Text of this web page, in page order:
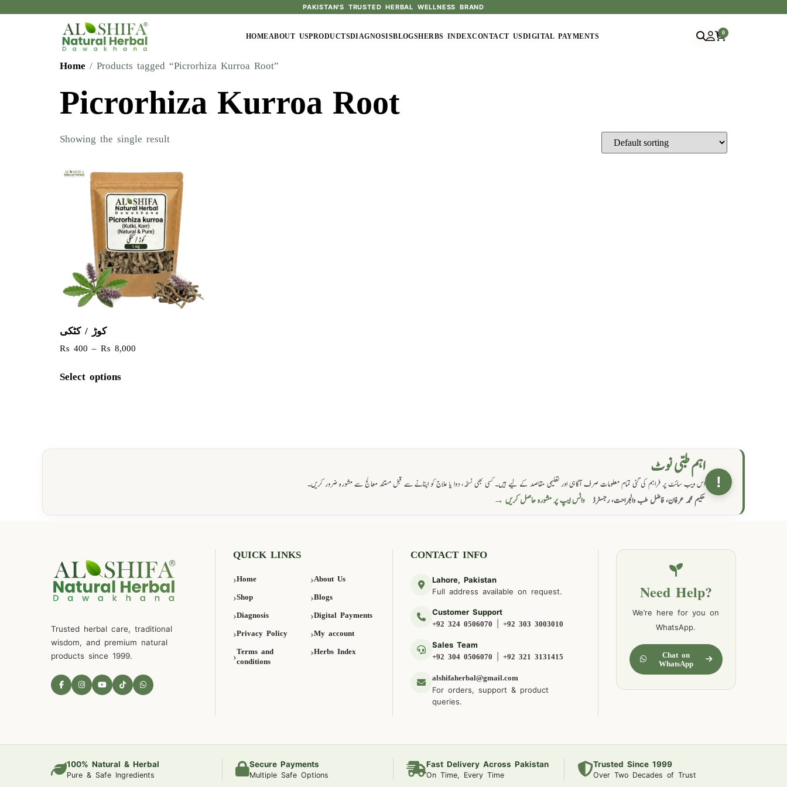
PAKISTAN'S TRUSTED HERBAL WELLNESS BRAND
HOMEABOUT USPRODUCTSDIAGNOSISBLOGSHERBS INDEXCONTACT USDIGITAL PAYMENTS
0
Home / Products tagged “Picrorhiza Kurroa Root”
Picrorhiza Kurroa Root
Showing the single result
کوڑ / کٹکی
₨ 400 – ₨ 8,000
Select options
!
اہم طبی نوٹ
اس ویب سائٹ پر فراہم کی گئی تمام معلومات صرف آگاہی اور تعلیمی مقاصد کے لیے ہیں۔ کسی بھی نسخہ، دوا یا علاج کو اپنانے سے قبل مستند معالج سے مشورہ ضرور کریں۔
حکیم محمد عرفان، فاضل طب والجراحت، رجسٹرڈ واٹس ایپ پر مشورہ حاصل کریں →
Trusted herbal care, traditional
wisdom, and premium natural
products since 1999.
QUICK LINKS
Home About Us
Shop Blogs
Diagnosis Digital Payments
Privacy Policy My account
Terms and
conditions
Herbs Index
CONTACT INFO
Lahore, Pakistan
Full address available on request.
Customer Support
+92 324 0506070 |+92 303 3003010
Sales Team
+92 304 0506070 |+92 321 3131415
alshifaherbal@gmail.com
For orders, support & product
queries.
Need Help?
We’re here for you on
WhatsApp.
Chat on
WhatsApp
100% Natural & Herbal
Pure & Safe Ingredients
Secure Payments
Multiple Safe Options
Fast Delivery Across Pakistan
On Time, Every Time
Trusted Since 1999
Over Two Decades of Trust